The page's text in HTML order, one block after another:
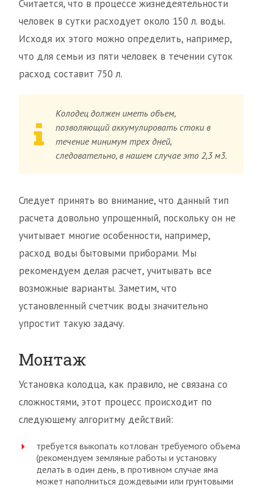
Считается, что в процессе жизнедеятельности
человек в сутки расходует около 150 л. воды.
Исходя их этого можно определить, например,
что для семьи из пяти человек в течении суток
расход составит 750 л.
Колодец должен иметь объем,
позволяющий аккумулировать стоки в
течение минимум трех дней,
следовательно, в нашем случае это 2,3 м3.
Следует принять во внимание, что данный тип
расчета довольно упрощенный, поскольку он не
учитывает многие особенности, например,
расход воды бытовыми приборами. Мы
рекомендуем делая расчет, учитывать все
возможные варианты. Заметим, что
установленный счетчик воды значительно
упростит такую задачу.
Монтаж
Установка колодца, как правило, не связана со
сложностями, этот процесс происходит по
следующему алгоритму действий:
требуется выкопать котлован требуемого объема
(рекомендуем земляные работы и установку
делать в один день, в противном случае яма
может наполниться дождевыми или грунтовыми